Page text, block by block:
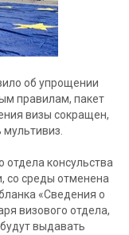
об упрощении
правилам, пакет
визы сокращен,
отдела консульства
со среды отменена
«Сведения о
визового отдела,
выдавать